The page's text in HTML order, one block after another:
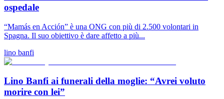
ospedale
“Mamás en Acción” è una ONG con più di 2.500 volontari in
Spagna. Il suo obiettivo è dare affetto a più...
lino banfi
Lino Banfi ai funerali della moglie: “Avrei voluto
morire con lei”